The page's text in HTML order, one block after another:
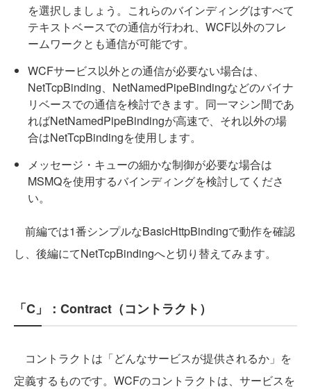
を選択しましょう。これらのバインディングはすべて
テキストベースでの通信が行われ、WCF以外のフレ
ームワークとも通信が可能です。
WCFサービス以外との通信が必要ない場合は、
NetTcpBinding、NetNamedPipeBindingなどのバイナ
リベースでの通信を検討できます。同一マシン間であ
ればNetNamedPipeBindingが高速で、それ以外の場
合はNetTcpBindingを使用します。
メッセージ・キューの細かな制御が必要な場合は
MSMQを使用するバインディングを検討してくださ
い。
前編では1番シンプルなBasicHttpBindingで動作を確認
し、後編にてNetTcpBindingへと切り替えてみます。
「C」：Contract（コントラクト）
コントラクトは「どんなサービスが提供されるか」を
定義するものです。WCFのコントラクトは、サービスを